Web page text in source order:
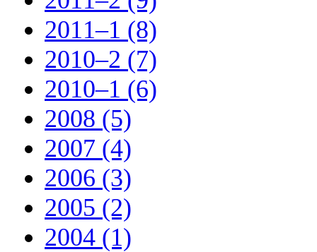
2011–1 (8)
2010–2 (7)
2010–1 (6)
2008 (5)
2007 (4)
2006 (3)
2005 (2)
2004 (1)